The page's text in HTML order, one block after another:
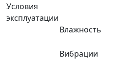
Условия
эксплуатации
Влажность
Вибрации